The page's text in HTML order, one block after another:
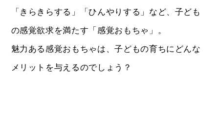
「きらきらする」「ひんやりする」など、子ども
の感覚欲求を満たす「感覚おもちゃ」。
魅力ある感覚おもちゃは、子どもの育ちにどんな
メリットを与えるのでしょう？